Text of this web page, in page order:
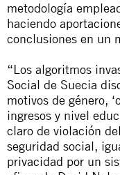
metodología
haciendo
conclusiones en un
“Los algoritmos
Social de Suecia
motivos de género,
ingresos y nivel
claro de violación
seguridad social,
privacidad por un